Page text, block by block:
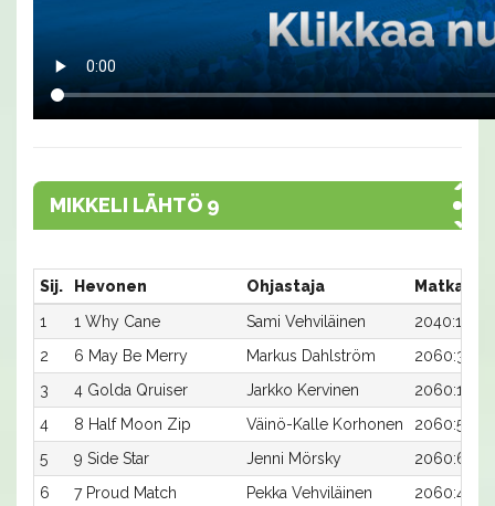
MIKKELI LÄHTÖ 9
Sij. Hevonen Ohjastaja
1
1 Why Cane Sami Vehviläinen
2040:1
2
6 May Be Merry Markus Dahlström
2060:3
3
4 Golda Qruiser Jarkko Kervinen
2060:1
4
8 Half Moon Zip Väinö-Kalle Korhonen
2060:5
5
9 Side Star Jenni Mörsky
2060:6
6
7 Proud Match Pekka Vehviläinen
2060:4